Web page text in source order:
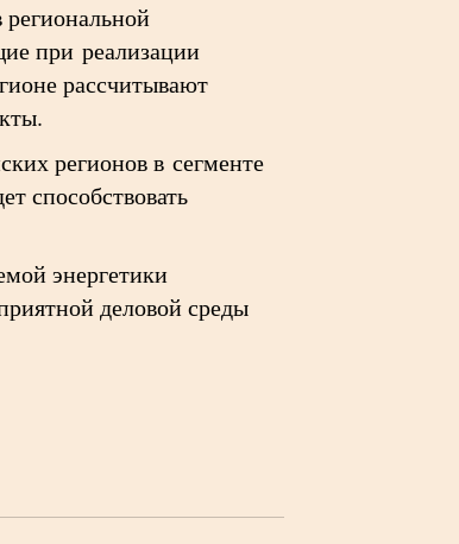
при реализации
рассчитывают
регионов в сегменте
способствовать
энергетики
деловой среды